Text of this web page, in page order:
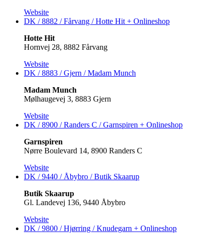
Website
DK / 8882 / Fårvang / Hotte Hit + Onlineshop
Hotte Hit
Hornvej 28, 8882 Fårvang
Website
DK / 8883 / Gjern / Madam Munch
Madam Munch
Mølhaugevej 3, 8883 Gjern
Website
DK / 8900 / Randers C / Garnspiren + Onlineshop
Garnspiren
Nørre Boulevard 14, 8900 Randers C
Website
DK / 9440 / Åbybro / Butik Skaarup
Butik Skaarup
Gl. Landevej 136, 9440 Åbybro
Website
DK / 9800 / Hjørring / Knudegarn + Onlineshop